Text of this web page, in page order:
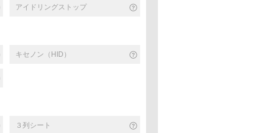
アイドリングストップ
キセノン（HID）
３列シート